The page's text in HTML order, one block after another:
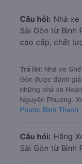
Câu hỏi: Nhà xe
Sài Gòn từ Bình
cao cấp, chất
Trả lời: Nhà xe
Gòn được đánh
những nhà xe
Nguyên Phương.
Phước Bình Thạnh
Câu hỏi: Hãng
Sài Gòn từ Bình